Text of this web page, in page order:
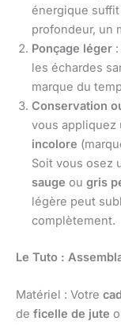
énergique
profondeur, un
Ponçage léger
les échardes
marque du
Conservation
vous appliquez
incolore
Soit vous osez
sauge ou gris
légère peut
complètement.
Le Tuto :
Matériel : Votre
de ficelle de jute